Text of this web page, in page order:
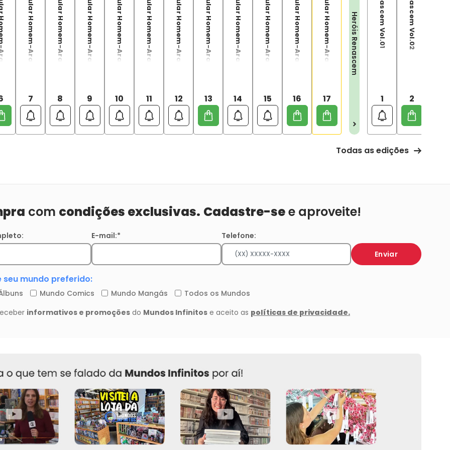
Aranha Vol.06O Espetacular Homem-Aranha Vol.07
7 O Espetacular Homem-Aranha Vol.08
8 O Espetacular Homem-Aranha Vol.09
9 O Espetacular Homem-Aranha Vol.10
10
O Espetacular Homem-Aranha Vol.11
11 O Espetacular Homem-Aranha Edição Definitiva Vol. 12
12 O Espetacular Homem-Aranha Edição Definitiva Vol. 13
13 O Espetacular Homem-Aranha Edição Definitiva Vol. 14
14 O Espetacular Homem-Aranha Edição Definitiva Vol. 15
15 O Espetacular Homem-Aranha Edição Definitiva Vol. 16
16 O Espetacular Homem-Aranha Edição Definitiva Vol. 17
17
Heróis Renascem
1 2
Todas as edições